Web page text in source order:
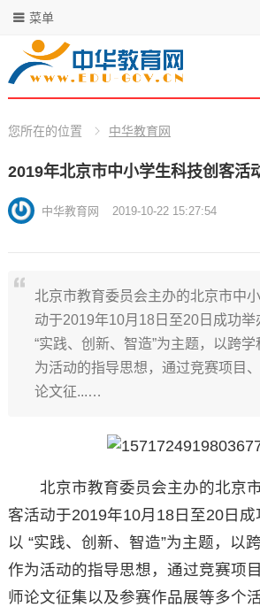
菜单
您所在的位置 中华教育网
2019年北京市中小学生科技创客活
中华教育网 2019-10-22 15:27:54
北京市教育委员会主办的北京市中
动于2019年10月18日至20日成功举
“实践、创新、智造”为主题，以跨
为活动的指导思想，通过竞赛项目
论文征...…
北京市教育委员会主办的北京市
客活动于2019年10月18日至20日
以 “实践、创新、智造”为主题，以
作为活动的指导思想，通过竞赛项
师论文征集以及参赛作品展等多个